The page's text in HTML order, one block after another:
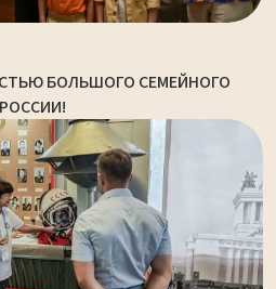
БОЛЬШОГО СЕМЕЙНОГО